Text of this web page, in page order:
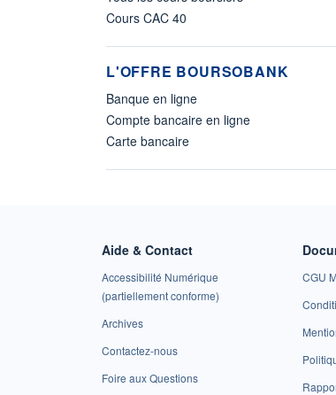
Cours CAC 40
L'OFFRE BOURSOBANK
Banque en ligne
Compte bancaire en ligne
Carte bancaire
Aide & Contact
Accessibilité Numérique
(partiellement conforme)
Archives
Contactez-nous
Foire aux Questions
CGU